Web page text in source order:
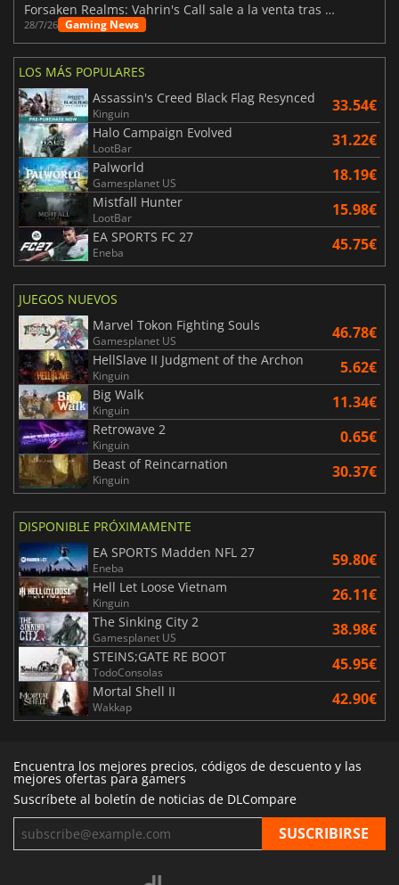
Forsaken Realms: Vahrin's Call sale a la venta tras una década
28/7/26 Gaming News
LOS MÁS POPULARES
Assassin's Creed Black Flag Resynced
Kinguin 33.54€
Halo Campaign Evolved
LootBar 31.22€
Palworld
Gamesplanet US 18.19€
Mistfall Hunter
LootBar 15.98€
EA SPORTS FC 27
Eneba 45.75€
JUEGOS NUEVOS
Marvel Tokon Fighting Souls
Gamesplanet US 46.78€
HellSlave II Judgment of the Archon
Kinguin 5.62€
Big Walk
Kinguin 11.34€
Retrowave 2
Kinguin 0.65€
Beast of Reincarnation
Kinguin 30.37€
DISPONIBLE PRÓXIMAMENTE
EA SPORTS Madden NFL 27
Eneba 59.80€
Hell Let Loose Vietnam
Kinguin 26.11€
The Sinking City 2
Gamesplanet US 38.98€
STEINS;GATE RE BOOT
TodoConsolas 45.95€
Mortal Shell II
Wakkap 42.90€
Encuentra los mejores precios, códigos de descuento y las
mejores ofertas para gamers
Suscríbete al boletín de noticias de DLCompare